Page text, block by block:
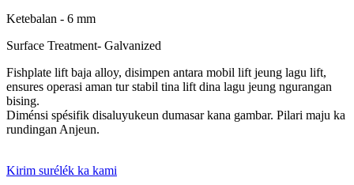
Ketebalan - 6 mm
Surface Treatment- Galvanized
Fishplate lift baja alloy, disimpen antara mobil lift jeung lagu lift,
ensures operasi aman tur stabil tina lift dina lagu jeung ngurangan
bising.
Diménsi spésifik disaluyukeun dumasar kana gambar. Pilari maju ka
rundingan Anjeun.
Kirim surélék ka kami